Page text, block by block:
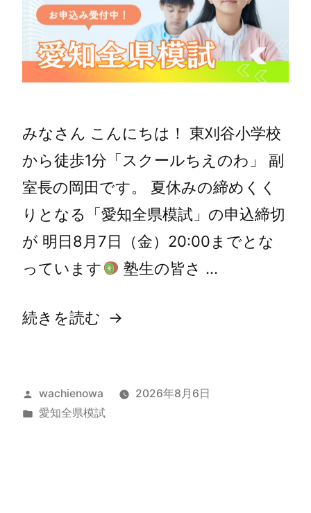
みなさん こんにちは！ 東刈谷小学校
から徒歩1分「スクールちえのわ」 副
室長の岡田です。 夏休みの締めくく
りとなる「愛知全県模試」の申込締切
が 明日8月7日（金）20:00までとな
っています
塾生の皆さ …
続きを読む
wachienowa
2026年8月6日
愛知全県模試